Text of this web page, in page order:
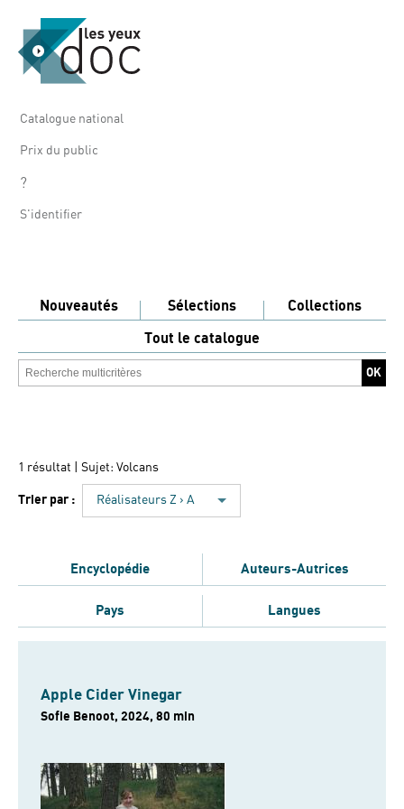
Catalogue national
Prix du public
?
S'identifier
Nouveautés Sélections
Collections
Tout le catalogue
1 résultat | Sujet: Volcans
Trier par : Réalisateurs Z › A
Encyclopédie Auteurs-Autrices
Pays Langues
Apple Cider Vinegar
Sofie Benoot, 2024, 80 min